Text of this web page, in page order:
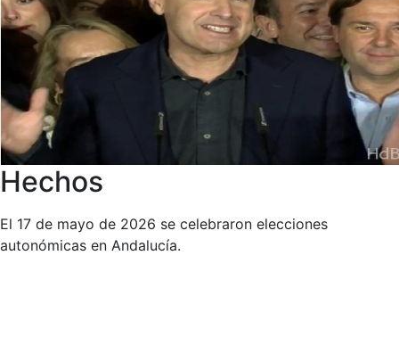
Hechos
El 17 de mayo de 2026 se celebraron elecciones
autonómicas en Andalucía.